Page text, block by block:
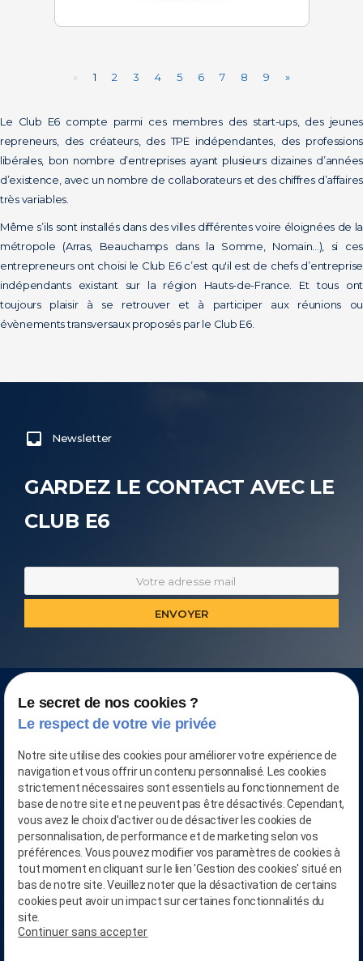
« 1 2 3 4 5 6 7 8 9 »
Le Club E6 compte parmi ces membres des start-ups, des jeunes
repreneurs, des créateurs, des TPE indépendantes, des professions
libérales, bon nombre d’entreprises ayant plusieurs dizaines d’années
d’existence, avec un nombre de collaborateurs et des chiffres d’affaires
très variables.
Même s’ils sont installés dans des villes différentes voire éloignées de la
métropole (Arras, Beauchamps dans la Somme, Nomain...), si ces
entrepreneurs ont choisi le Club E6 c’est qu'il est de chefs d’entreprise
indépendants existant sur la région Hauts-de-France. Et tous ont
toujours plaisir à se retrouver et à participer aux réunions ou
évènements transversaux proposés par le Club E6.
Newsletter
GARDEZ LE CONTACT AVEC LE
CLUB E6
Le secret de nos cookies ?
Le respect de votre vie privée
Notre site utilise des cookies pour améliorer votre expérience de
navigation et vous offrir un contenu personnalisé. Les cookies
strictement nécessaires sont essentiels au fonctionnement de
base de notre site et ne peuvent pas être désactivés. Cependant,
vous avez le choix d'activer ou de désactiver les cookies de
personnalisation, de performance et de marketing selon vos
préférences. Vous pouvez modifier vos paramètres de cookies à
tout moment en cliquant sur le lien 'Gestion des cookies' situé en
bas de notre site. Veuillez noter que la désactivation de certains
cookies peut avoir un impact sur certaines fonctionnalités du
site.
Continuer sans accepter